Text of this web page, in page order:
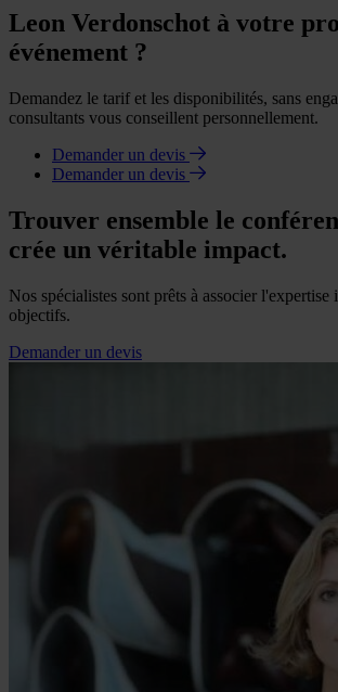
Leon Verdonschot à votre
événement ?
Demandez le tarif et les disponibilités, sans
consultants vous conseillent personnellement.
Demander un devis
Demander un devis
Trouver ensemble le
crée un véritable impact.
Nos spécialistes sont prêts à associer l'expertise
objectifs.
Demander un devis